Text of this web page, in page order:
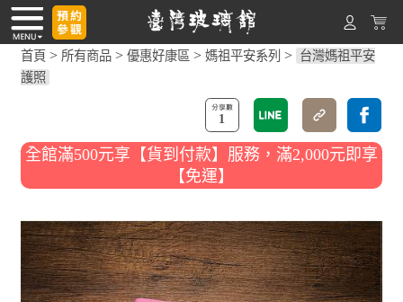
首頁 > 所有商品 >優惠好康區 >媽祖平安系列 > 台灣媽祖平安
護照
1
全館滿500元享【貨到付款】服務，滿2,000元即享
【免運】